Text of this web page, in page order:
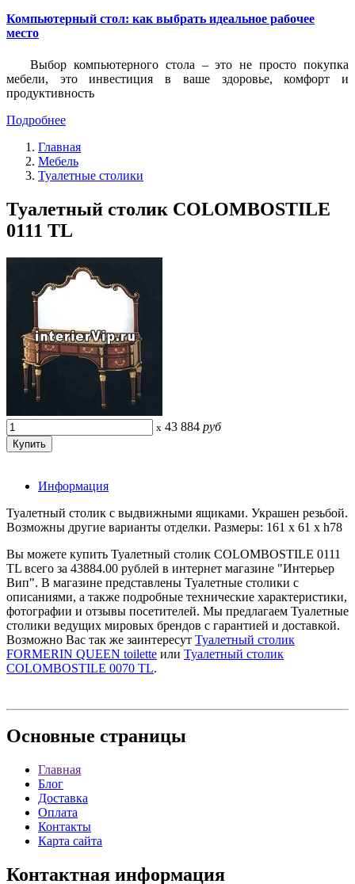
Компьютерный стол: как выбрать идеальное рабочее
место
Выбор компьютерного стола – это не просто покупка
мебели, это инвестиция в ваше здоровье, комфорт и
продуктивность
Подробнее
Главная
Мебель
Туалетные столики
Туалетный столик COLOMBOSTILE
0111 TL
x 43 884 руб
Информация
Туалетный столик с выдвижными ящиками. Украшен резьбой.
Возможны другие варианты отделки. Размеры: 161 x 61 x h78
Вы можете купить Туалетный столик COLOMBOSTILE 0111
TL всего за 43884.00 рублей в интернет магазине "Интерьер
Вип". В магазине представлены Туалетные столики с
описаниями, а также подробные технические характеристики,
фотографии и отзывы посетителей. Мы предлагаем Туалетные
столики ведущих мировых брендов с гарантией и доставкой.
Возможно Вас так же заинтересут Туалетный столик
FORMERIN QUEEN toilette или Туалетный столик
COLOMBOSTILE 0070 TL.
Основные страницы
Главная
Блог
Доставка
Оплата
Контакты
Карта сайта
Контактная информация